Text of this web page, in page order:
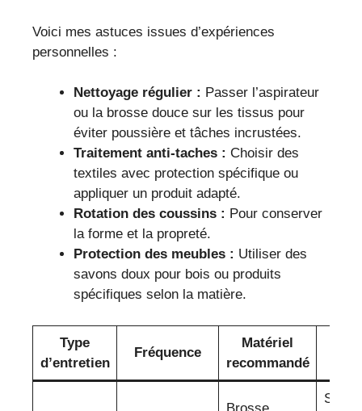
Voici mes astuces issues d’expériences
personnelles :
Nettoyage régulier : Passer l’aspirateur
ou la brosse douce sur les tissus pour
éviter poussière et tâches incrustées.
Traitement anti-taches : Choisir des
textiles avec protection spécifique ou
appliquer un produit adapté.
Rotation des coussins : Pour conserver
la forme et la propreté.
Protection des meubles : Utiliser des
savons doux pour bois ou produits
spécifiques selon la matière.
Type
d’entretien
Fréquence
Matériel
recommandé
Sur